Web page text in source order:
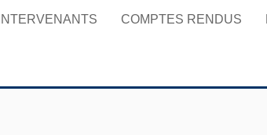
INTERVENANTS COMPTES RENDUS